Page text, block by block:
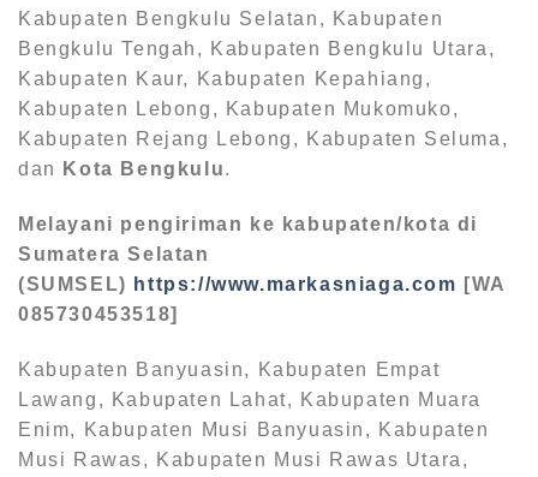
Kabupaten Bengkulu Selatan, Kabupaten
Bengkulu Tengah, Kabupaten Bengkulu Utara,
Kabupaten Kaur, Kabupaten Kepahiang,
Kabupaten Lebong, Kabupaten Mukomuko,
Kabupaten Rejang Lebong, Kabupaten Seluma,
dan
Kota Bengkulu.
Melayani pengiriman ke kabupaten/kota di
Sumatera Selatan
(SUMSEL) https://www.markasniaga.com [WA
085730453518]
Kabupaten Banyuasin, Kabupaten Empat
Lawang, Kabupaten Lahat, Kabupaten Muara
Enim, Kabupaten Musi Banyuasin, Kabupaten
Musi Rawas, Kabupaten Musi Rawas Utara,